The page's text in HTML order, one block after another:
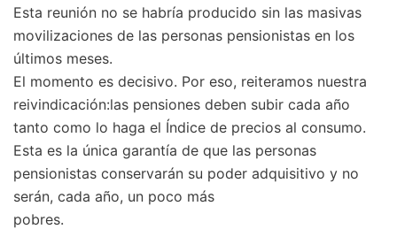
Esta reunión no se habría producido sin las masivas
movilizaciones de las personas pensionistas en los
últimos meses.
El momento es decisivo. Por eso, reiteramos nuestra
reivindicación:las pensiones deben subir cada año
tanto como lo haga el Índice de precios al consumo.
Esta es la única garantía de que las personas
pensionistas conservarán su poder adquisitivo y no
serán, cada año, un poco más
pobres.